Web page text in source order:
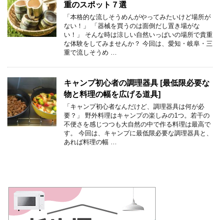
重のスポット７選
「本格的な流しそうめんがやってみたいけど場所が
ない！」 「器械を買うのは面倒だし置き場がな
い！」 そんな時は涼しい自然いっぱいの場所で貴重
な体験をしてみませんか？ 今回は、愛知・岐阜・三
重で流しそうめ …
キャンプ初心者の調理器具 [最低限必要な
物と料理の幅を広げる道具]
「キャンプ初心者なんだけど、調理器具は何が必
要？」 野外料理はキャンプの楽しみの1つ。若干の
不便さを感じつつも大自然の中で作る料理は最高で
す。 今回は、キャンプに最低限必要な調理器具と、
あれば料理の幅 …